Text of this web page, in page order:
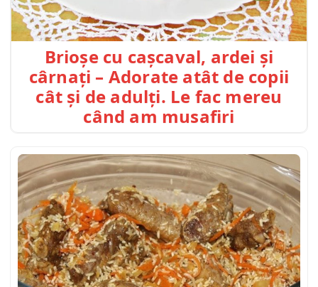
Brioșe cu cașcaval, ardei și
cârnați – Adorate atât de copii
cât și de adulți. Le fac mereu
când am musafiri